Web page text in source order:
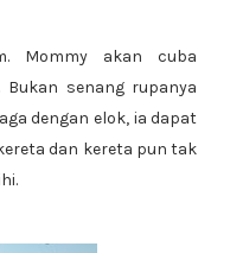
Mommy akan cuba
senang rupanya
dengan elok, ia dapat
dan kereta pun tak